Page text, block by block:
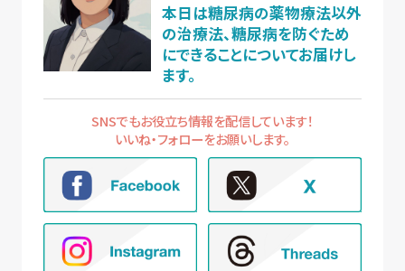
本日は糖尿病の薬物療法以外
の治療法、糖尿病を防ぐため
にできることについてお届けし
ます。
SNSでもお役立ち情報を配信しています！
いいね・フォローをお願いします。